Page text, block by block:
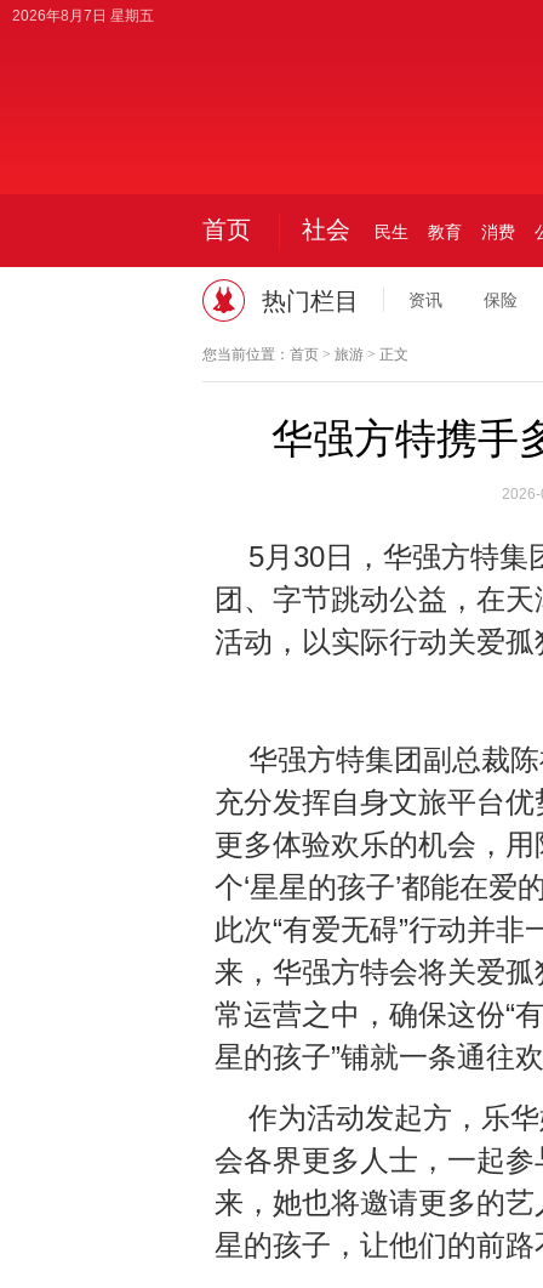
2026年8月7日 星期五
首页 社会 民生 教育 消费
热门栏目 资讯 保险
您当前位置： 首页> 旅游> 正文
华强方特携手
5月30日，华强方特集
团、字节跳动公益，在
活动，以实际行动关爱
华强方特集团副总裁
充分发挥自身文旅平台
更多体验欢乐的机会，
个‘星星的孩子’都能在爱
此次“有爱无碍”行动并
来，华强方特会将关爱
常运营之中，确保这份“
星的孩子”铺就一条通往
作为活动发起方，乐
会各界更多人士，一起
来，她也将邀请更多的
星的孩子，让他们的前